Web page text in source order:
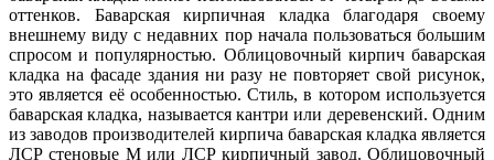
оттенков. Баварская кирпичная кладка благодаря своему
внешнему виду с недавних пор начала пользоваться большим
спросом и популярностью. Облицовочный кирпич баварская
кладка на фасаде здания ни разу не повторяет свой рисунок,
это является её особенностью. Стиль, в котором используется
баварская кладка, называется кантри или деревенский. Одним
из заводов производителей кирпича баварская кладка является
ЛСР стеновые М или ЛСР кирпичный завод. Облицовочный